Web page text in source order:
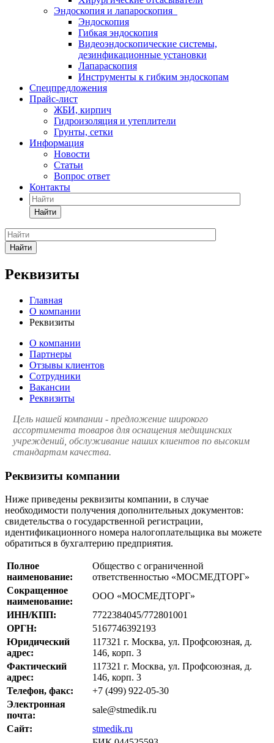
Эндоскопия и лапароскопия
Эндоскопия
Гибкая эндоскопия
Видеоэндоскопические системы,
дезинфикационные установки
Лапараскопия
Инструменты к гибким эндоскопам
Спецпредложения
Прайс-лист
ЖБИ, кирпич
Гидроизоляция и утеплители
Грунты, сетки
Информация
Новости
Статьи
Вопрос ответ
Контакты
Найти
Найти
Реквизиты
Главная
О компании
Реквизиты
О компании
Партнеры
Отзывы клиентов
Сотрудники
Вакансии
Реквизиты
Цель нашей компании - предложение широкого
ассортимента товаров для оснащения медицинских
учреждений, обслуживание наших клиентов по высоким
стандартам качества.
Реквизиты компании
Ниже приведены реквизиты компании, в случае
необходимости получения дополнительных документов:
свидетельства о государственной регистрации,
идентификационного номера налогоплательщика вы можете
обратиться в бухгалтерию предприятия.
Полное
наименование:
Общество с ограниченной
ответственностью «МОСМЕДТОРГ»
Сокращенное
наименование:
ООО «МОСМЕДТОРГ»
ИНН/КПП:
7722384045/772801001
ОРГН:
5167746392193
Юридический
адрес:
117321 г. Москва, ул. Профсоюзная, д.
146, корп. 3
Фактический
адрес:
117321 г. Москва, ул. Профсоюзная, д.
146, корп. 3
Телефон, факс:
+7 (499) 922-05-30
Электронная
почта:
sale@stmedik.ru
Сайт:
stmedik.ru